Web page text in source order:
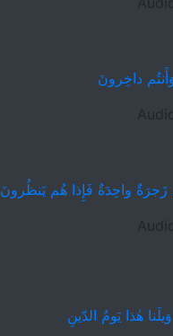
داخِرونَ
زَجرَةٌ واحِدَةٌ فَإِذا هُم يَنظُرونَ
هٰذا يَومُ الدّينِ